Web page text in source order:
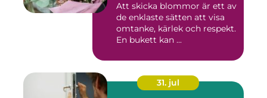
Att skicka blommor är ett av
de enklaste sätten att visa
omtanke, kärlek och respekt.
En bukett kan ...
31. jul